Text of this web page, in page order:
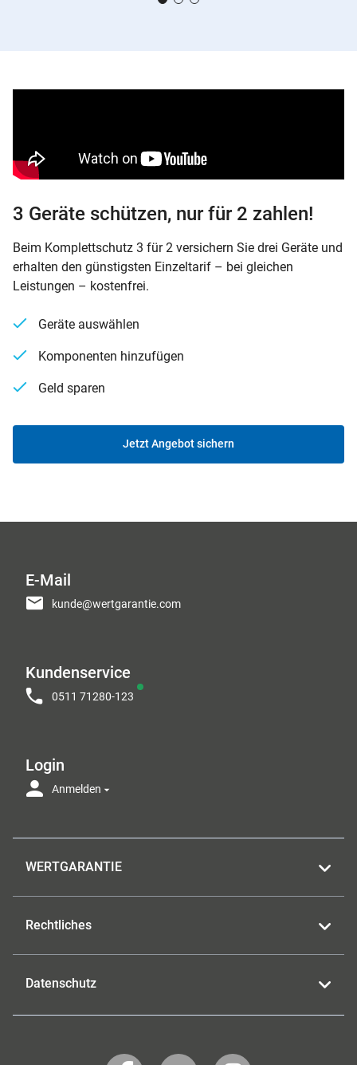
3 Geräte schützen, nur für 2 zahlen!
Beim Komplettschutz 3 für 2 versichern Sie drei Geräte und
erhalten den günstigsten Einzeltarif – bei gleichen
Leistungen – kostenfrei.
Geräte auswählen
Komponenten hinzufügen
Geld sparen
Jetzt Angebot sichern
E-Mail
kunde@wertgarantie.com
Kundenservice
0511 71280-123
Login
Anmelden
WERTGARANTIE
Rechtliches
Datenschutz